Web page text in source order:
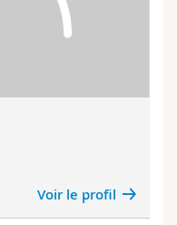
Voir le profil